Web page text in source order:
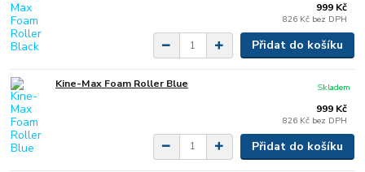
999 Kč
826 Kč bez DPH
Přidat do košíku
Kine-Max Foam Roller Blue
999 Kč
826 Kč bez DPH
Skladem
Přidat do košíku